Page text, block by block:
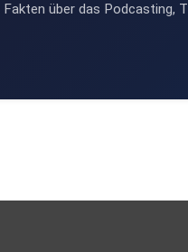
über das Podcasting,